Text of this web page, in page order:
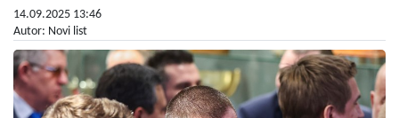
14.09.2025 13:46
Autor: Novi list